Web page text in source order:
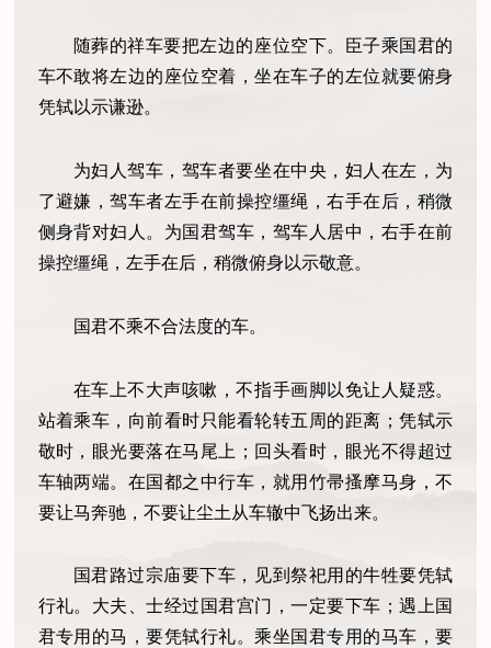
随葬的祥车要把左边的座位空下。臣子乘国君的
车不敢将左边的座位空着，坐在车子的左位就要俯身
凭轼以示谦逊。
为妇人驾车，驾车者要坐在中央，妇人在左，为
了避嫌，驾车者左手在前操控缰绳，右手在后，稍微
侧身背对妇人。为国君驾车，驾车人居中，右手在前
操控缰绳，左手在后，稍微俯身以示敬意。
国君不乘不合法度的车。
在车上不大声咳嗽，不指手画脚以免让人疑惑。
站着乘车，向前看时只能看轮转五周的距离；凭轼示
敬时，眼光要落在马尾上；回头看时，眼光不得超过
车轴两端。在国都之中行车，就用竹帚搔摩马身，不
要让马奔驰，不要让尘土从车辙中飞扬出来。
国君路过宗庙要下车，见到祭祀用的牛牲要凭轼
行礼。大夫、士经过国君宫门，一定要下车；遇上国
君专用的马，要凭轼行礼。乘坐国君专用的马车，要